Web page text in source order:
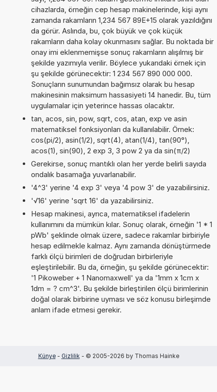
cihazlarda, örneğin cep hesap makinelerinde, kişi aynı
zamanda rakamların 1,234 567 89E+15 olarak yazıldığını
da görür. Aslında, bu, çok büyük ve çok küçük
rakamların daha kolay okunmasını sağlar. Bu noktada bir
onay imi eklenmemişse sonuç rakamların alışılmış bir
şekilde yazımıyla verilir. Böylece yukarıdaki örnek için
şu şekilde görünecektir: 1 234 567 890 000 000.
Sonuçların sunumundan bağımsız olarak bu hesap
makinesinin maksimum hassasiyeti 14 hanedir. Bu, tüm
uygulamalar için yeterince hassas olacaktır.
tan, acos, sin, pow, sqrt, cos, atan, exp ve asin
matematiksel fonksiyonları da kullanılabilir. Örnek:
cos(pi/2), asin(1/2), sqrt(4), atan(1/4), tan(90°),
acos(1), sin(90), 2 exp 3, 3 pow 2 ya da sin(π/2)
Gerekirse, sonuç mantıklı olan her yerde belirli sayıda
ondalık basamağa yuvarlanabilir.
'4^3' yerine '4 exp 3' veya '4 pow 3' de yazabilirsiniz.
'√16' yerine 'sqrt 16' da yazabilirsiniz.
Hesap makinesi, ayrıca, matematiksel ifadelerin
kullanımını da mümkün kılar. Sonuç olarak, örneğin '1 * 1
pWb' şeklinde olmak üzere, sadece rakamlar birbiriyle
hesap edilmekle kalmaz. Aynı zamanda dönüştürmede
farklı ölçü birimleri de doğrudan birbirleriyle
eşleştirilebilir. Bu da, örneğin, şu şekilde görünecektir:
'1 Pikoweber + 1 Nanomaxwell' ya da '1mm x 1cm x
1dm = ? cm^3'. Bu şekilde birleştirilen ölçü birimlerinin
doğal olarak birbirine uyması ve söz konusu birleşimde
anlam ifade etmesi gerekir.
Künye- Gizlilik - © 2005-2026 by Thomas Hainke